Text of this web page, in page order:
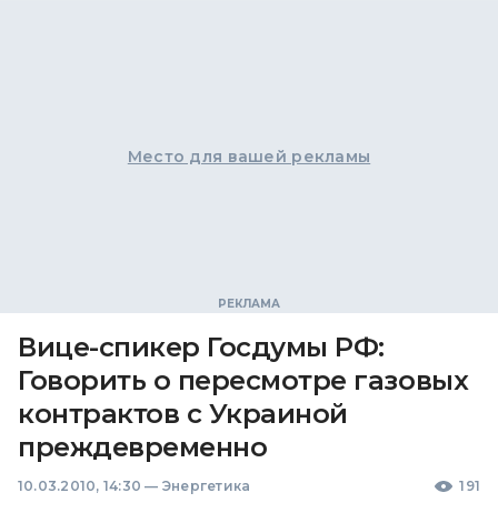
Место для вашей рекламы
Вице-спикер Госдумы РФ:
Говорить о пересмотре газовых
контрактов с Украиной
преждевременно
10.03.2010, 14:30 — Энергетика 191